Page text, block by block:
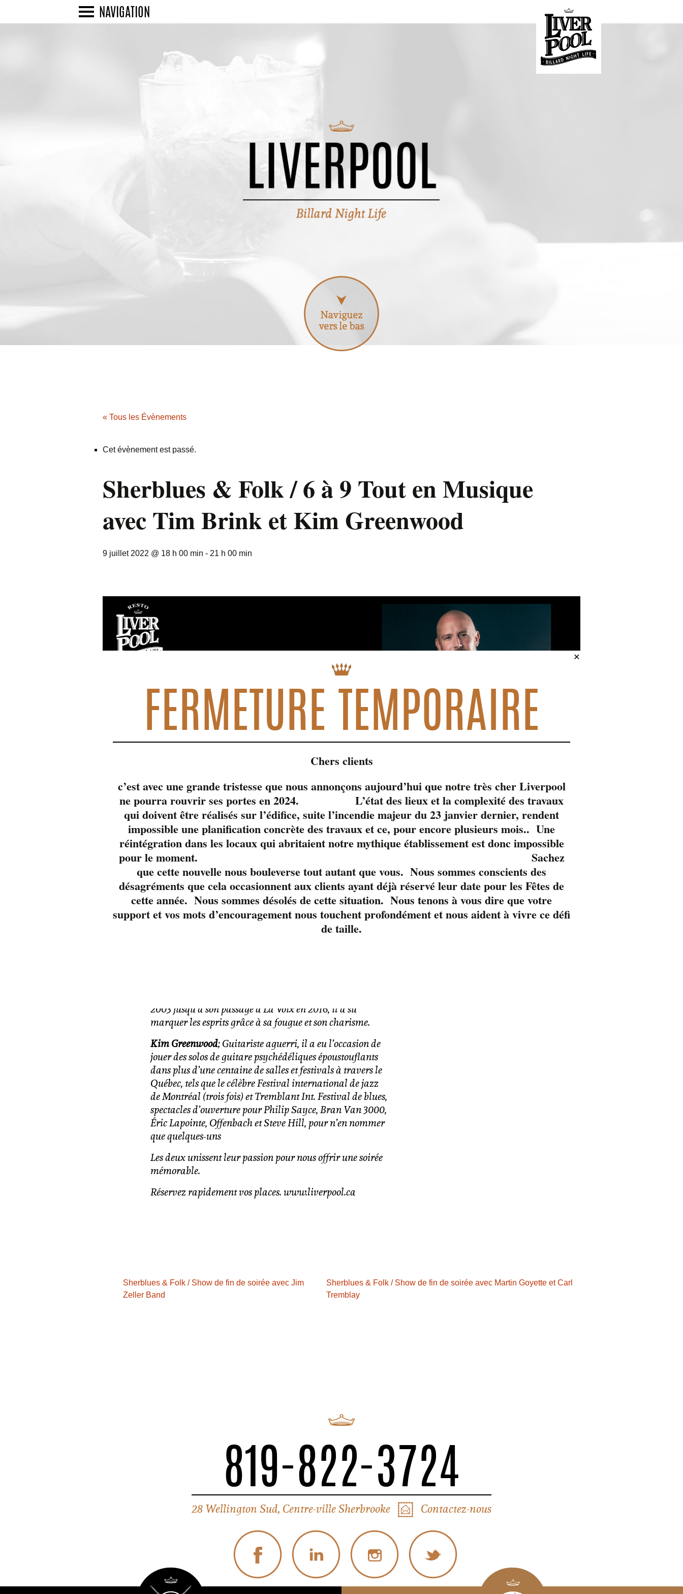
NAVIGATION
« Tous les Évènements
Cet évènement est passé.
Sherblues & Folk / 6 à 9 Tout en Musique
avec Tim Brink et Kim Greenwood
9 juillet 2022 @ 18 h 00 min - 21 h 00 min
Pour souligner ces 30 ans d’existence, le Liverpool est fier
d’accueillirTim Brink & Kim Greenwooden spectacle !!!
Deux musiciens énergiques et talentueux qui vous
2003 jusqu’à son passage à La Voix en 2016, il a su
marquer les esprits grâce à sa fougue et son charisme.
Kim Greenwood; Guitariste aguerri, il a eu l’occasion de
jouer des solos de guitare psychédéliques époustouflants
dans plus d’une centaine de salles et festivals à travers le
Québec, tels que le célèbre Festival international de jazz
de Montréal (trois fois) et Tremblant Int. Festival de blues,
spectacles d’ouverture pour Philip Sayce, Bran Van 3000,
Éric Lapointe, Offenbach et Steve Hill, pour n’en nommer
que quelques-uns
Les deux unissent leur passion pour nous offrir une soirée
mémorable.
Réservez rapidement vos places. www.liverpool.ca
Détails
Sherblues & Folk / Show de fin de soirée avec Jim
Zeller Band
Sherblues & Folk / Show de fin de soirée avec Martin Goyette et Carl
Tremblay
819-822-3724
28 Wellington Sud, Centre-ville Sherbrooke Contactez-nous
✕
FERMETURE TEMPORAIRE
Chers clients
c’est avec une grande tristesse que nous annonçons aujourd’hui que notre très cher Liverpool
ne pourra rouvrir ses portes en 2024. L’état des lieux et la complexité des travaux
qui doivent être réalisés sur l’édifice, suite l’incendie majeur du 23 janvier dernier, rendent
impossible une planification concrète des travaux et ce, pour encore plusieurs mois.. Une
réintégration dans les locaux qui abritaient notre mythique établissement est donc impossible
pour le moment. Sachez
que cette nouvelle nous bouleverse tout autant que vous. Nous sommes conscients des
désagréments que cela occasionnent aux clients ayant déjà réservé leur date pour les Fêtes de
cette année. Nous sommes désolés de cette situation. Nous tenons à vous dire que votre
support et vos mots d’encouragement nous touchent profondément et nous aident à vivre ce défi
de taille.